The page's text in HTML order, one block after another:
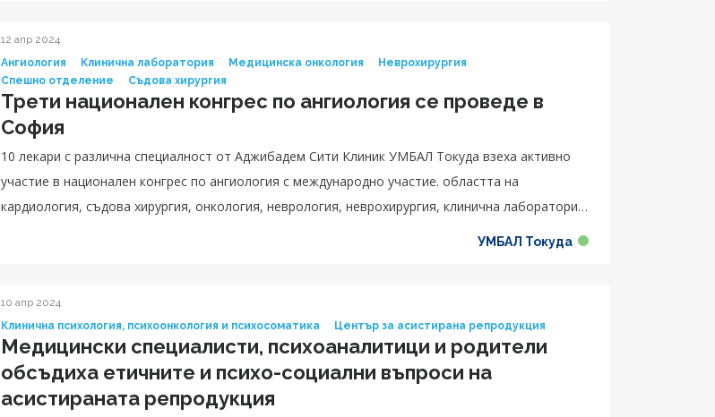
12 апр 2024
Ангиология
Клинична лаборатория Медицинска онкология
Неврохирургия
Спешно отделение
Съдова хирургия
Трети национален конгрес по ангиология се проведе в
София
10 лекари с различна специалност от Аджибадем Сити Клиник УМБАЛ Токуда взеха активно
участие в национален конгрес по ангиология с международно участие. областта на
кардиология, съдова хирургия, онкология, неврология, неврохирургия, клинична лаборатория,
УМБАЛ Токуда
10 апр 2024
Клинична психология, психоонкология и психосоматика
Център за асистирана репродукция
Медицински специалисти, психоаналитици и родители
обсъдиха етичните и психо-социални въпроси на
асистираната репродукция